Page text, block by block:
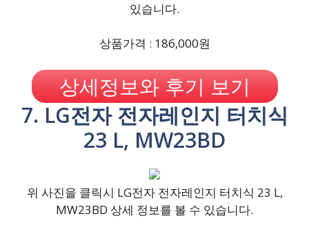
있습니다.
상품가격 : 186,000원
상세정보와 후기 보기
7. LG전자 전자레인지 터치식
23 L, MW23BD
위 사진을 클릭시 LG전자 전자레인지 터치식 23 L,
MW23BD 상세 정보를 볼 수 있습니다.